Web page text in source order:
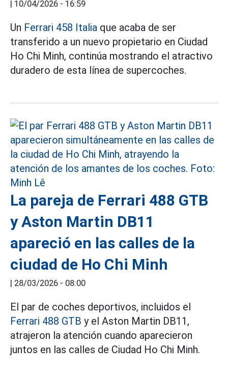
| 10/04/2026 - 16:59
Un Ferrari 458 Italia que acaba de ser
transferido a un nuevo propietario en Ciudad
Ho Chi Minh, continúa mostrando el atractivo
duradero de esta línea de supercoches.
La pareja de Ferrari 488 GTB
y Aston Martin DB11
apareció en las calles de la
ciudad de Ho Chi Minh
| 28/03/2026 - 08:00
El par de coches deportivos, incluidos el
Ferrari 488 GTB y el Aston Martin DB11,
atrajeron la atención cuando aparecieron
juntos en las calles de Ciudad Ho Chi Minh.